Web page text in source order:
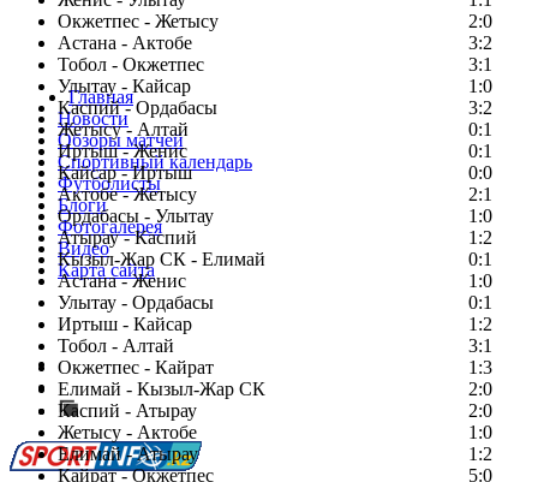
Окжетпес - Жетысу
2:0
Астана - Актобе
3:2
Тобол - Окжетпес
3:1
Улытау - Кайсар
1:0
Каспий - Ордабасы
3:2
Жетысу - Алтай
0:1
Иртыш - Женис
0:1
Кайсар - Иртыш
0:0
Актобе - Жетысу
2:1
Ордабасы - Улытау
1:0
Атырау - Каспий
1:2
Кызыл-Жар СК - Елимай
0:1
Астана - Женис
1:0
Улытау - Ордабасы
0:1
Иртыш - Кайсар
1:2
Тобол - Алтай
3:1
Окжетпес - Кайрат
1:3
Елимай - Кызыл-Жар СК
2:0
Каспий - Атырау
2:0
Жетысу - Актобе
1:0
Елимай - Атырау
1:2
Кайрат - Окжетпес
5:0
Главная
Новости
Обзоры матчей
Спортивный календарь
Футболисты
Блоги
Фотогалерея
Видео
Карта сайта
Есть идея?
Сообщить о мероприятии
Перейти на старый сайт